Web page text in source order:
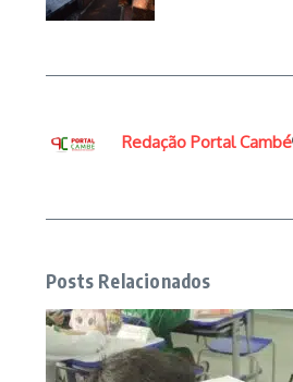
Redação Portal Cambé
Posts Relacionados